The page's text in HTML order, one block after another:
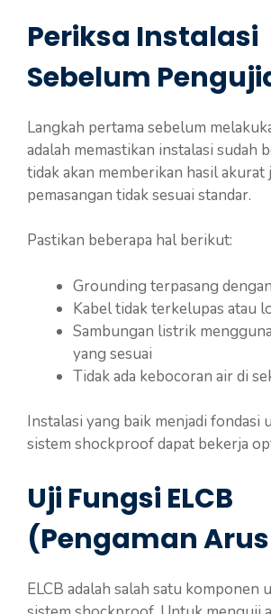
Periksa Instalasi
Sebelum
Langkah pertama sebelum
adalah memastikan instalasi sudah
tidak akan memberikan hasil akurat
pemasangan tidak sesuai standar.
Pastikan beberapa hal berikut:
Grounding terpasang
Kabel tidak terkelupas atau
Sambungan listrik
yang sesuai
Tidak ada kebocoran air di
Instalasi yang baik menjadi fondasi
sistem shockproof dapat bekerja
Uji Fungsi ELCB
(Pengaman
ELCB adalah salah satu komponen